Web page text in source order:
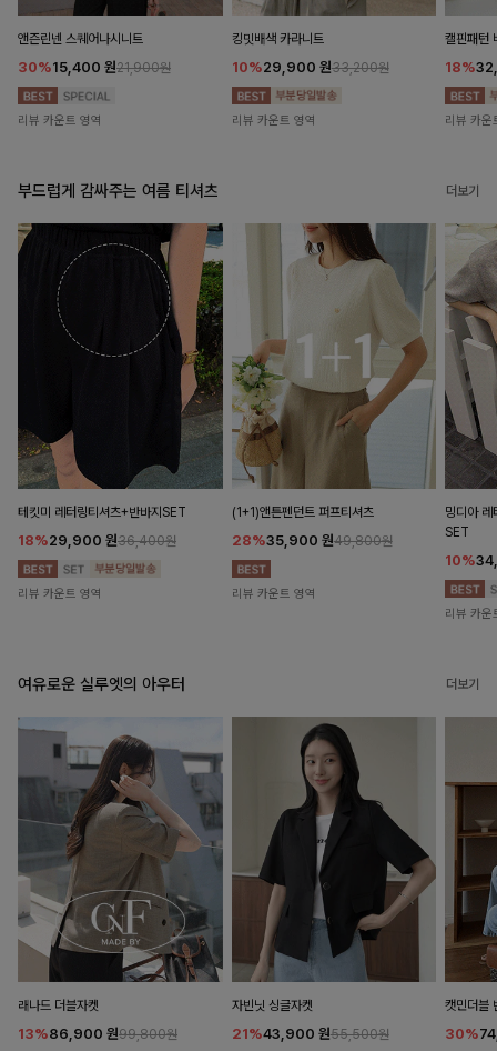
앤즌린넨 스퀘어나시니트
30%15,400 원21,900원
리뷰 카운트 영역
킹밋배색 카라니트
10%29,900 원33,200원
리뷰 카운트 영역
캘핀패턴
18%
리뷰 카운
부드럽게 감싸주는 여름 티셔츠 더보기
테킷미 레터링티셔츠+반바지SET
18%29,900 원36,400원
리뷰 카운트 영역
(1+1)앤튼펜던트 퍼프티셔츠
28%35,900 원49,800원
리뷰 카운트 영역
밍디아 레
SET
10%
리뷰 카운
여유로운 실루엣의 아우터 더보기
래나드 더블자켓
13%86,900 원99,800원
자빈닛 싱글자켓
21%43,900 원55,500원
캣민더블
30%